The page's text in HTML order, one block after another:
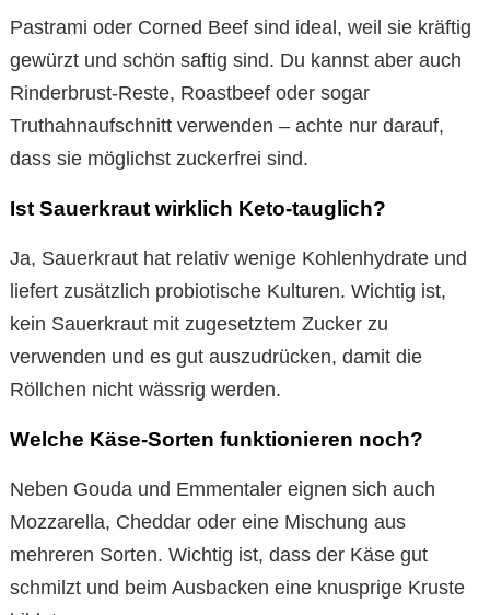
Pastrami oder Corned Beef sind ideal, weil sie kräftig
gewürzt und schön saftig sind. Du kannst aber auch
Rinderbrust-Reste, Roastbeef oder sogar
Truthahnaufschnitt verwenden – achte nur darauf,
dass sie möglichst zuckerfrei sind.
Ist Sauerkraut wirklich Keto-tauglich?
Ja, Sauerkraut hat relativ wenige Kohlenhydrate und
liefert zusätzlich probiotische Kulturen. Wichtig ist,
kein Sauerkraut mit zugesetztem Zucker zu
verwenden und es gut auszudrücken, damit die
Röllchen nicht wässrig werden.
Welche Käse-Sorten funktionieren noch?
Neben Gouda und Emmentaler eignen sich auch
Mozzarella, Cheddar oder eine Mischung aus
mehreren Sorten. Wichtig ist, dass der Käse gut
schmilzt und beim Ausbacken eine knusprige Kruste